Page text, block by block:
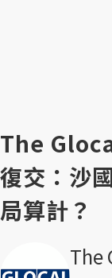
The
復交：沙
局算計？
The